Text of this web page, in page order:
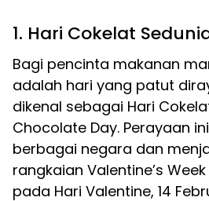
1. Hari Cokelat
Bagi pencinta makanan
adalah hari yang patut
dikenal sebagai Hari
Chocolate Day. Perayaan
berbagai negara dan
rangkaian Valentine’s
pada Hari Valentine, 14